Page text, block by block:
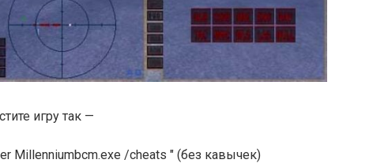
игру так —
Millenniumbcm.exe /cheats " (без кавычек)